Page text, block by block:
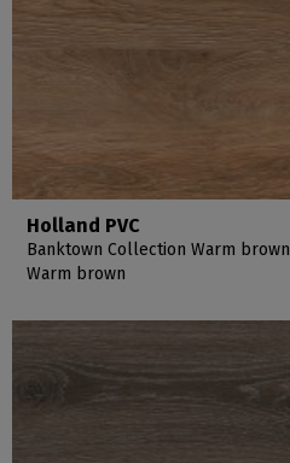
Holland PVC
Banktown Collection Warm brown
Warm brown